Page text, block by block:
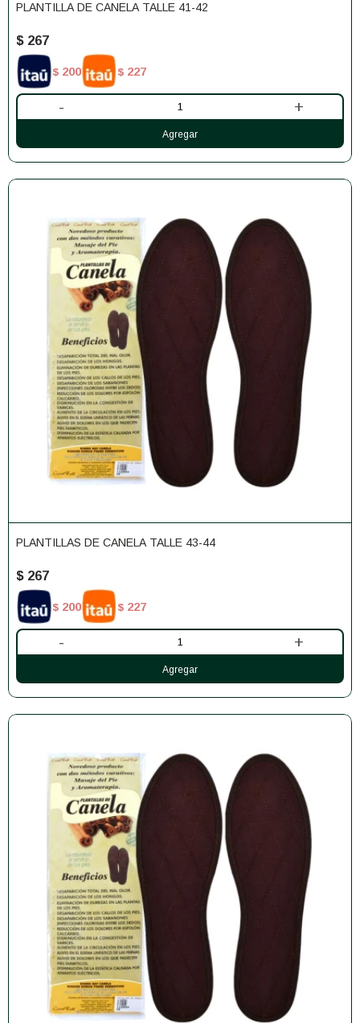
PLANTILLA DE CANELA TALLE 41-42
$ 267
$ 200 $ 227
- +
PLANTILLAS DE CANELA TALLE 43-44
$ 267
$ 200 $ 227
- +